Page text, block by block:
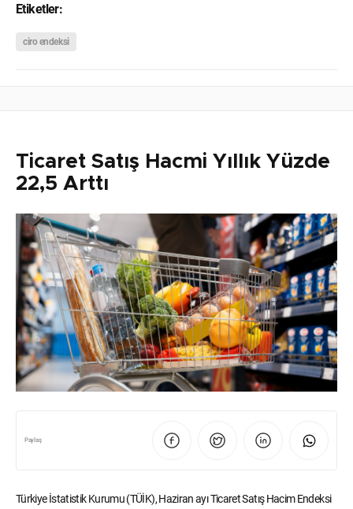
Etiketler:
ciro endeksi
Ticaret Satış Hacmi Yıllık Yüzde
22,5 Arttı
Paylaş
Türkiye İstatistik Kurumu (TÜİK), Haziran ayı Ticaret Satış Hacim Endeksi